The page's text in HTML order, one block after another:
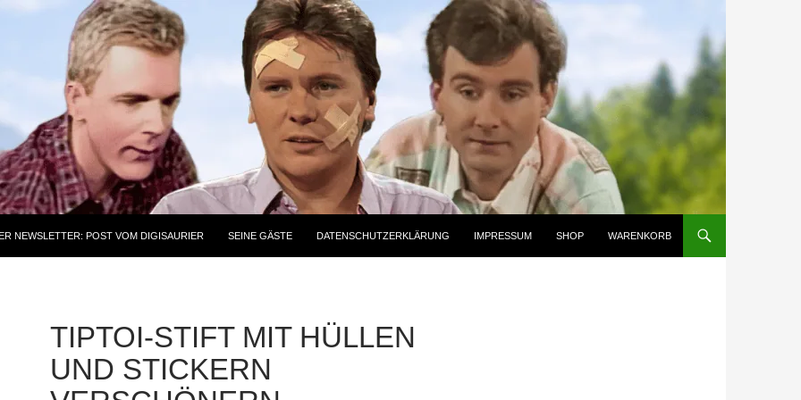
NEWSLETTER: POST VOM DIGISAURIER SEINE GÄSTE DATENSCHUTZERKLÄRUNG IMPRESSUM SHOP WARENKORB
TIPTOI-STIFT MIT HÜLLEN
UND STICKERN